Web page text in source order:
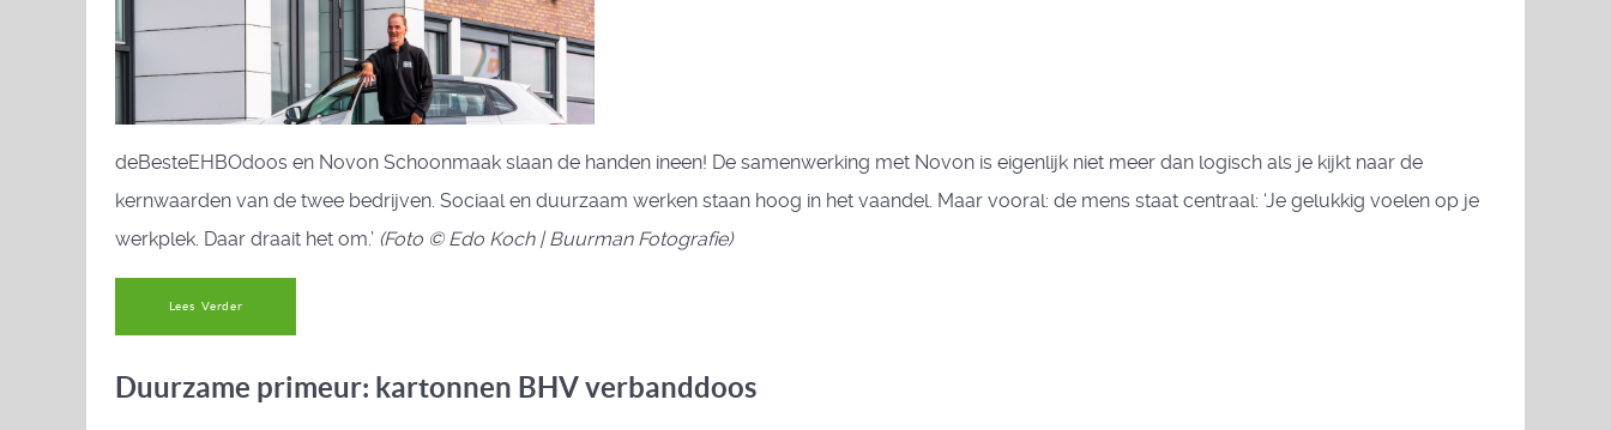
deBesteEHBOdoos en Novon Schoonmaak slaan de handen ineen! De samenwerking met Novon is eigenlijk niet meer dan logisch als je kijkt naar de
kernwaarden van de twee bedrijven. Sociaal en duurzaam werken staan hoog in het vaandel. Maar vooral: de mens staat centraal: ‘Je gelukkig voelen op je
werkplek. Daar draait het om.’ (Foto © Edo Koch | Buurman Fotografie)
Lees Verder
Duurzame primeur: kartonnen BHV verbanddoos